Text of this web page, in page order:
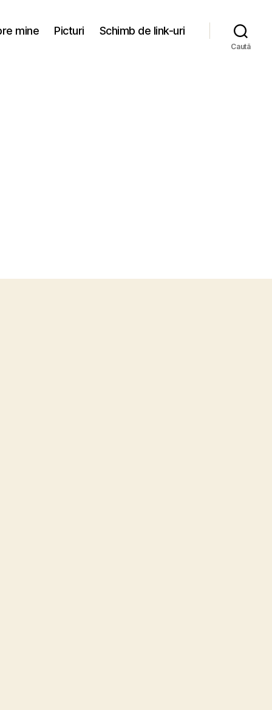
mine Picturi Schimb de link-uri
Caută